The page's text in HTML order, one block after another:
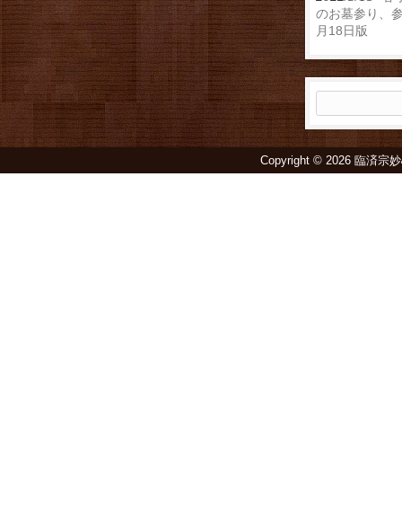
のお墓参り、
月18日版
索:
Copyright © 2026 臨済宗